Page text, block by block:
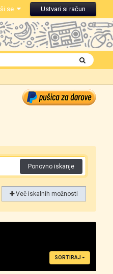
se Ustvari si račun
Ponovno iskanje
Več iskalnih možnosti
SORTIRAJ